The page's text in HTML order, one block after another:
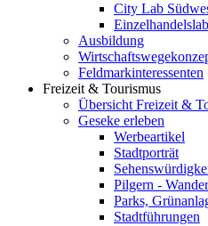
City Lab
Ausbildung
Feldmarkinteressenten
Freizeit & Tourismus
Übersicht Freizeit &
Geseke erleben
Werbeartikel
Stadtporträt
Pilgern -
Parks,
Stadtführungen